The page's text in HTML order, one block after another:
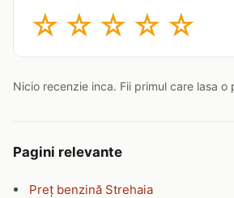
☆ ☆ ☆ ☆ ☆
Nicio recenzie inca. Fii primul care lasa o
Pagini relevante
Preț benzină Strehaia